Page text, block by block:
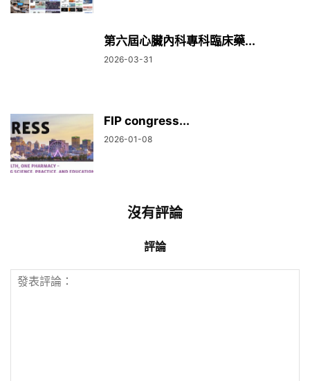
第六屆心臟內科專科臨床藥...
2026-03-31
FIP congress...
2026-01-08
沒有評論
評論